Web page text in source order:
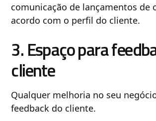
comunicação de lançamentos de
acordo com o perfil do cliente.
3. Espaço para
cliente
Qualquer melhoria no seu
feedback do cliente.